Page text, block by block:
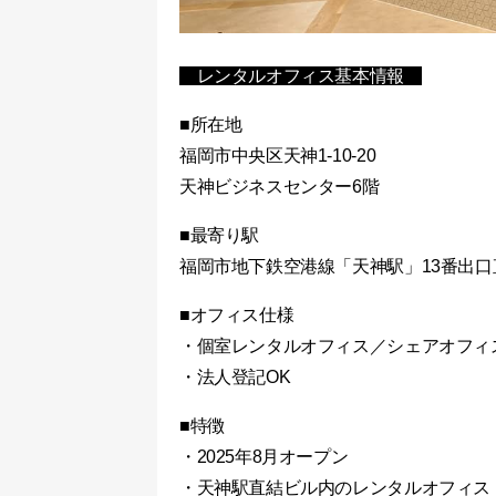
レンタルオフィス基本情報
■所在地
福岡市中央区天神1-10-20
天神ビジネスセンター6階
■最寄り駅
福岡市地下鉄空港線「天神駅」13番出口
■オフィス仕様
・個室レンタルオフィス／シェアオフィ
・法人登記OK
■特徴
・2025年8月オープン
・天神駅直結ビル内のレンタルオフィス